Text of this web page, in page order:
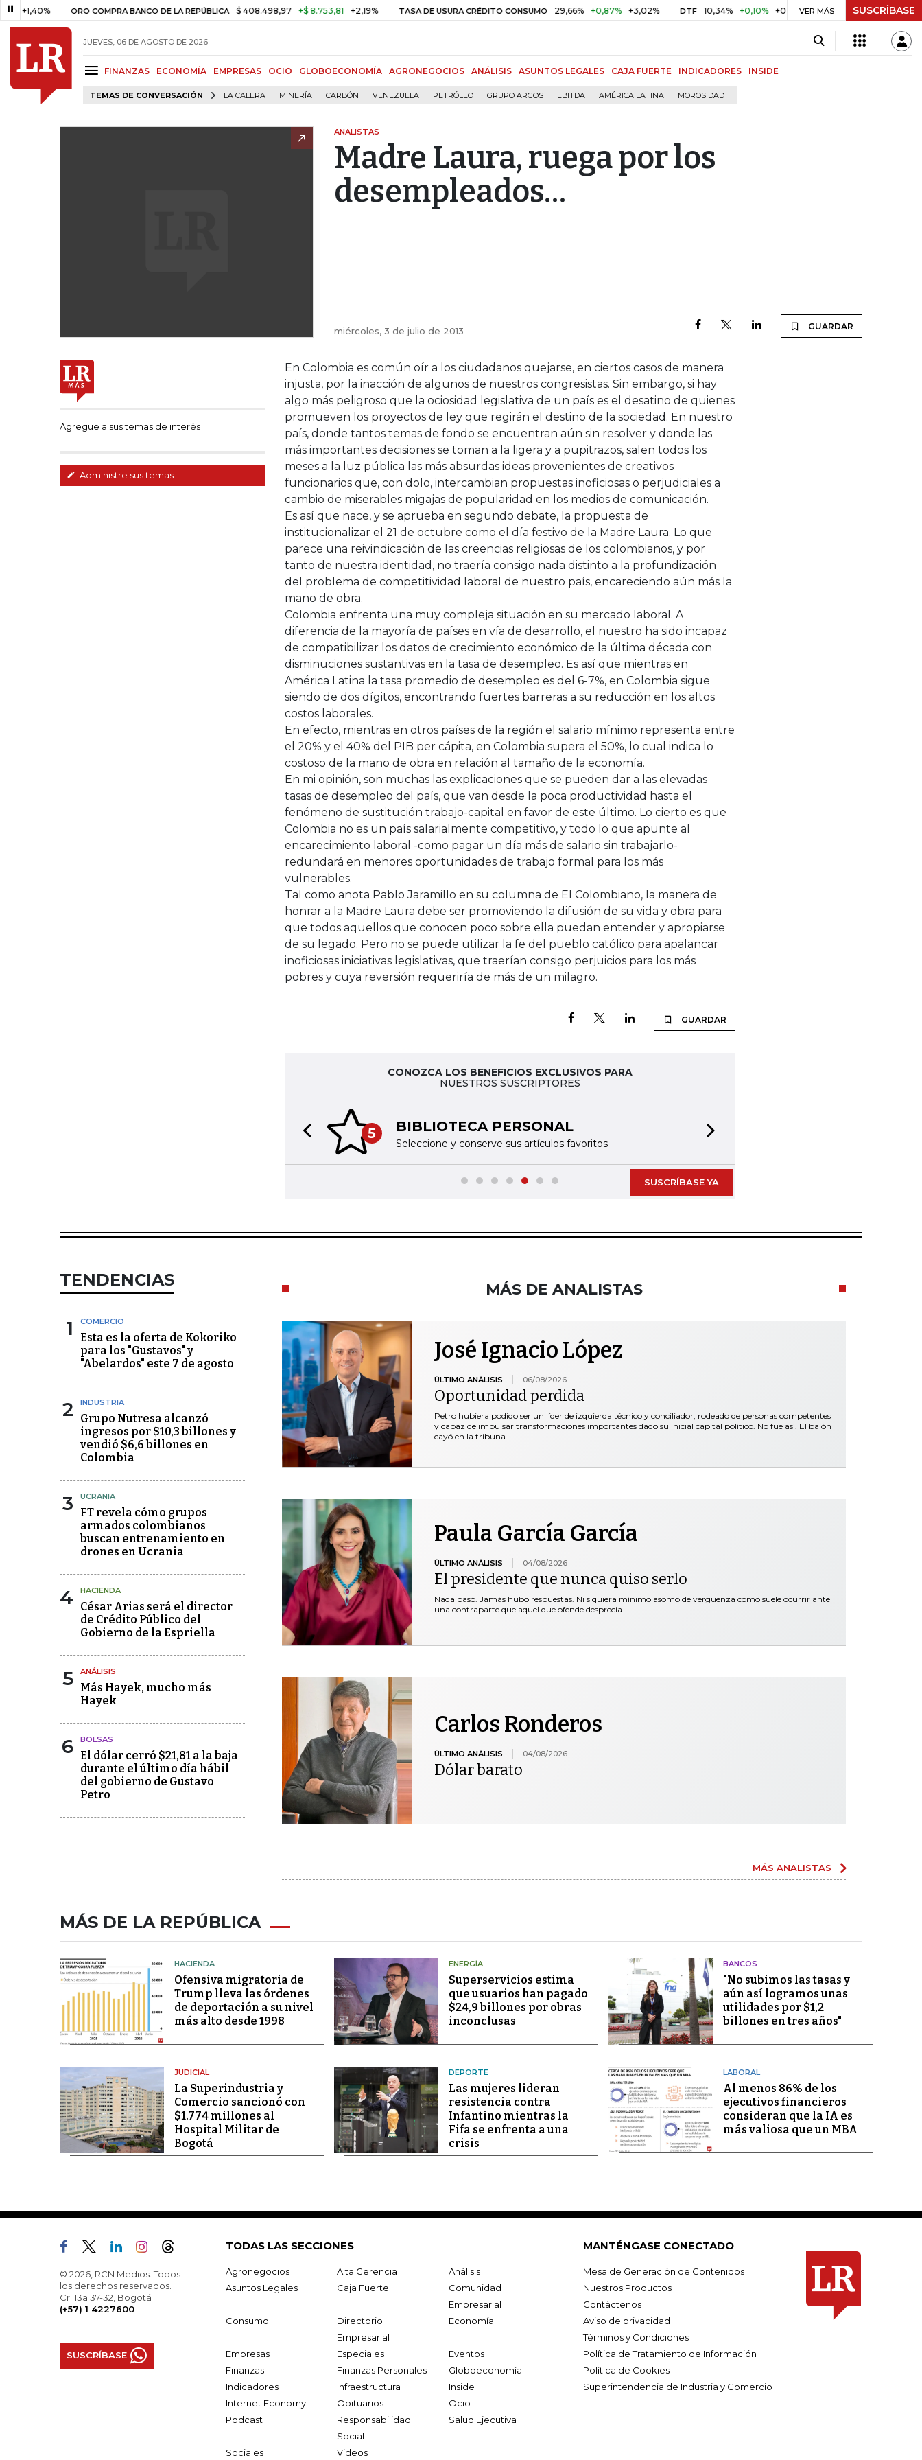
ORO COMPRA BANCO DE LA REPÚBLICA $ 408.498,97 +$ 8.753,81 +2,19% TASA DE USURA CRÉDITO CONSUMO 29,66% +0,87% +3,02% DTF 10,34% +0,10% +0,98% UVR $ 416,86 +$ 0,05
VER MÁS SUSCRÍBASE
JUEVES, 06 DE AGOSTO DE 2026
FINANZAS ECONOMÍA EMPRESAS OCIO GLOBOECONOMÍA AGRONEGOCIOS ANÁLISIS ASUNTOS LEGALES CAJA FUERTE INDICADORES INSIDE
TEMAS DE CONVERSACIÓN LA CALERA MINERÍA CARBÓN VENEZUELA PETRÓLEO GRUPO ARGOS EBITDA AMÉRICA LATINA MOROSIDAD
ANALISTAS
Madre Laura, ruega por los
desempleados…
miércoles, 3 de julio de 2013 GUARDAR
Agregue a sus temas de interés
Administre sus temas
En Colombia es común oír a los ciudadanos quejarse, en ciertos casos de manera
injusta, por la inacción de algunos de nuestros congresistas. Sin embargo, si hay
algo más peligroso que la ociosidad legislativa de un país es el desatino de quienes
promueven los proyectos de ley que regirán el destino de la sociedad. En nuestro
país, donde tantos temas de fondo se encuentran aún sin resolver y donde las
más importantes decisiones se toman a la ligera y a pupitrazos, salen todos los
meses a la luz pública las más absurdas ideas provenientes de creativos
funcionarios que, con dolo, intercambian propuestas inoficiosas o perjudiciales a
cambio de miserables migajas de popularidad en los medios de comunicación.
Es así que nace, y se aprueba en segundo debate, la propuesta de
institucionalizar el 21 de octubre como el día festivo de la Madre Laura. Lo que
parece una reivindicación de las creencias religiosas de los colombianos, y por
tanto de nuestra identidad, no traería consigo nada distinto a la profundización
del problema de competitividad laboral de nuestro país, encareciendo aún más la
mano de obra.
Colombia enfrenta una muy compleja situación en su mercado laboral. A
diferencia de la mayoría de países en vía de desarrollo, el nuestro ha sido incapaz
de compatibilizar los datos de crecimiento económico de la última década con
disminuciones sustantivas en la tasa de desempleo. Es así que mientras en
América Latina la tasa promedio de desempleo es del 6-7%, en Colombia sigue
siendo de dos dígitos, encontrando fuertes barreras a su reducción en los altos
costos laborales.
En efecto, mientras en otros países de la región el salario mínimo representa entre
el 20% y el 40% del PIB per cápita, en Colombia supera el 50%, lo cual indica lo
costoso de la mano de obra en relación al tamaño de la economía.
En mi opinión, son muchas las explicaciones que se pueden dar a las elevadas
tasas de desempleo del país, que van desde la poca productividad hasta el
fenómeno de sustitución trabajo-capital en favor de este último. Lo cierto es que
Colombia no es un país salarialmente competitivo, y todo lo que apunte al
encarecimiento laboral -como pagar un día más de salario sin trabajarlo-
redundará en menores oportunidades de trabajo formal para los más
vulnerables.
Tal como anota Pablo Jaramillo en su columna de El Colombiano, la manera de
honrar a la Madre Laura debe ser promoviendo la difusión de su vida y obra para
que todos aquellos que conocen poco sobre ella puedan entender y apropiarse
de su legado. Pero no se puede utilizar la fe del pueblo católico para apalancar
inoficiosas iniciativas legislativas, que traerían consigo perjuicios para los más
pobres y cuya reversión requeriría de más de un milagro.
GUARDAR
CONOZCA LOS BENEFICIOS EXCLUSIVOS PARA
NUESTROS SUSCRIPTORES
5 BIBLIOTECA PERSONAL
Seleccione y conserve sus artículos favoritos
Previous slide
SUSCRÍBASE YA
TENDENCIAS
1 COMERCIO
Esta es la oferta de Kokoriko
para los "Gustavos" y
"Abelardos" este 7 de agosto
2 INDUSTRIA
Grupo Nutresa alcanzó
ingresos por $10,3 billones y
vendió $6,6 billones en
Colombia
3 UCRANIA
FT revela cómo grupos
armados colombianos
buscan entrenamiento en
drones en Ucrania
4 HACIENDA
César Arias será el director
de Crédito Público del
Gobierno de la Espriella
5 ANÁLISIS
Más Hayek, mucho más
Hayek
6 BOLSAS
El dólar cerró $21,81 a la baja
durante el último día hábil
del gobierno de Gustavo
Petro
MÁS DE ANALISTAS
José Ignacio López
ÚLTIMO ANÁLISIS 06/08/2026
Oportunidad perdida
Petro hubiera podido ser un líder de izquierda técnico y conciliador, rodeado de personas competentes
y capaz de impulsar transformaciones importantes dado su inicial capital político. No fue así. El balón
cayó en la tribuna
Paula García García
ÚLTIMO ANÁLISIS 04/08/2026
El presidente que nunca quiso serlo
Nada pasó. Jamás hubo respuestas. Ni siquiera mínimo asomo de vergüenza como suele ocurrir ante
una contraparte que aquel que ofende desprecia
Carlos Ronderos
ÚLTIMO ANÁLISIS 04/08/2026
Dólar barato
MÁS ANALISTAS
MÁS DE LA REPÚBLICA
HACIENDA
Ofensiva migratoria de
Trump lleva las órdenes
de deportación a su nivel
más alto desde 1998
ENERGÍA
Superservicios estima
que usuarios han pagado
$24,9 billones por obras
inconclusas
BANCOS
"No subimos las tasas y
aún así logramos unas
utilidades por $1,2
billones en tres años"
JUDICIAL
La Superindustria y
Comercio sancionó con
$1.774 millones al
Hospital Militar de
Bogotá
DEPORTE
Las mujeres lideran
resistencia contra
Infantino mientras la
Fifa se enfrenta a una
crisis
LABORAL
Al menos 86% de los
ejecutivos financieros
consideran que la IA es
más valiosa que un MBA
© 2026, RCN Medios. Todos
los derechos reservados.
Cr. 13a 37-32, Bogotá
(+57) 1 4227600
SUSCRÍBASE
TODAS LAS SECCIONES
Agronegocios Alta Gerencia
Análisis
Asuntos Legales
Caja Fuerte
Comunidad
Empresarial
Consumo
Directorio
Empresarial
Economía
Empresas Especiales
Eventos
Finanzas
Finanzas Personales
Globoeconomía
Indicadores
Infraestructura
Inside
Internet Economy
Obituarios
Ocio
Podcast
Responsabilidad
Social
Salud Ejecutiva
Sociales Videos
MANTÉNGASE CONECTADO
Mesa de Generación de Contenidos
Nuestros Productos
Contáctenos
Aviso de privacidad
Términos y Condiciones
Política de Tratamiento de Información
Política de Cookies
Superintendencia de Industria y Comercio